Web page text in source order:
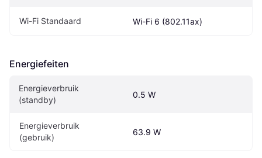
Wi-Fi Standaard Wi-Fi 6 (802.11ax)
Energiefeiten
Energieverbruik
(standby)
0.5 W
Energieverbruik
(gebruik)
63.9 W